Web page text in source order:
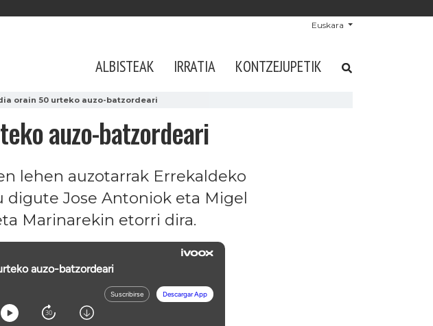
Euskara
ALBISTEAK IRRATIA KONTZEJUPETIK
orain 50 urteko auzo-batzordeari
auzo-batzordeari
lehen auzotarrak Errekaldeko
digute Jose Antoniok eta Migel
Marinarekin etorri dira.